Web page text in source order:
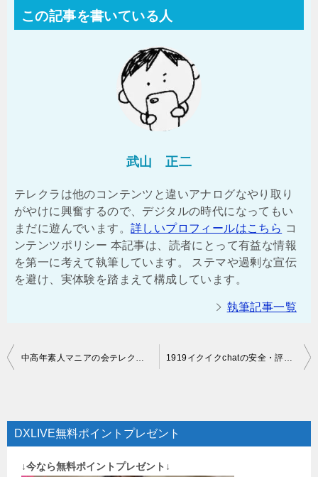
この記事を書いている人
武山 正二
テレクラは他のコンテンツと違いアナログなやり取り
がやけに興奮するので、デジタルの時代になってもい
まだに遊んでいます。 詳しいプロフィールはこちら コ
ンテンツポリシー 本記事は、読者にとって有益な情報
を第一に考えて執筆しています。 ステマや過剰な宣伝
を避け、実体験を踏まえて構成しています。
執筆記事一覧
投
ビ
ゲ
中高年素人マニアの会テレクラの安全・評判は？口コミ体験談【2026年最新】 1919イクイクchatの安全・評判は？口コミ体験談【2026年最新】
DXLIVE無料ポイントプレゼント
↓今なら無料ポイントプレゼント↓